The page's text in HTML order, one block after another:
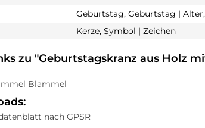
Geburtstag, Geburtstag |
Kerze, Symbol | Zeichen
zu "Geburtstagskranz aus Holz
Blammel
nach GPSR